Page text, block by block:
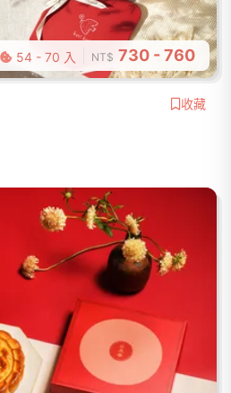
54 - 70 入 NT$ 730 - 760
收藏